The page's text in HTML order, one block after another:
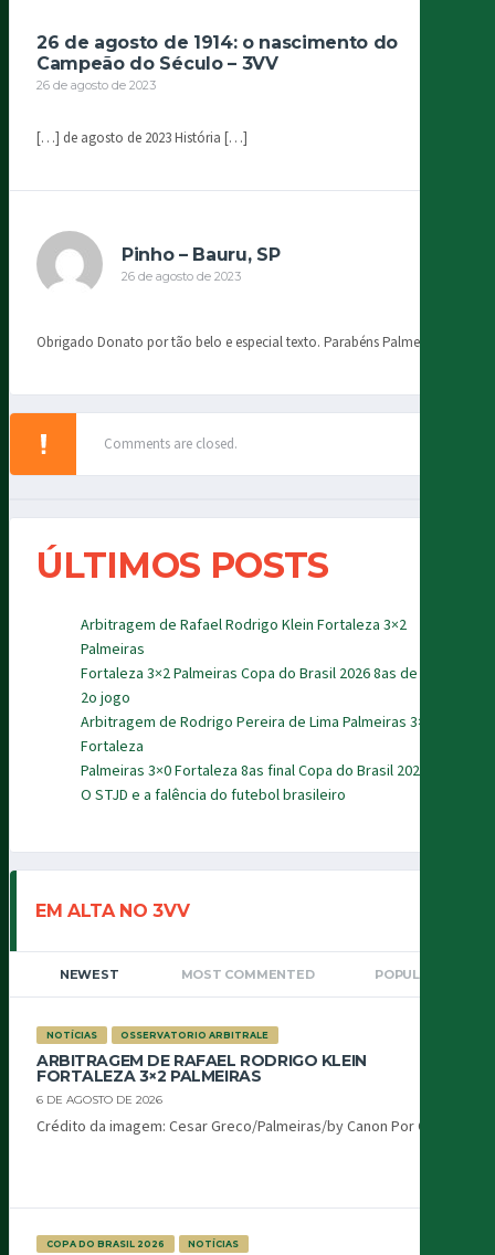
26 de agosto de 1914: o nascimento do
Campeão do Século – 3VV
26 de agosto de 2023
[…] de agosto de 2023 História […]
Pinho – Bauru, SP
26 de agosto de 2023
Obrigado Donato por tão belo e especial texto. Parabéns Palmeiras!!!
Comments are closed.
ÚLTIMOS POSTS
Arbitragem de Rafael Rodrigo Klein Fortaleza 3×2
Palmeiras
Fortaleza 3×2 Palmeiras Copa do Brasil 2026 8as de final
2o jogo
Arbitragem de Rodrigo Pereira de Lima Palmeiras 3×0
Fortaleza
Palmeiras 3×0 Fortaleza 8as final Copa do Brasil 2026
O STJD e a falência do futebol brasileiro
EM ALTA NO 3VV
NEWEST MOST COMMENTED POPULAR
NOTÍCIAS OSSERVATORIO ARBITRALE
ARBITRAGEM DE RAFAEL RODRIGO KLEIN
FORTALEZA 3×2 PALMEIRAS
6 DE AGOSTO DE 2026
Crédito da imagem: Cesar Greco/Palmeiras/by Canon Por Oiti...
COPA DO BRASIL 2026 NOTÍCIAS